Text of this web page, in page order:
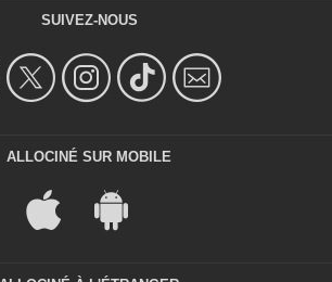
SUIVEZ-NOUS
ALLOCINÉ SUR MOBILE